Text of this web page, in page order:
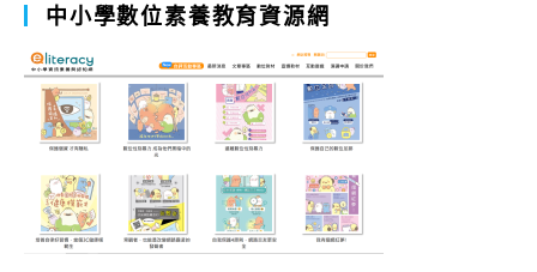
中小學數位素養教育資源網